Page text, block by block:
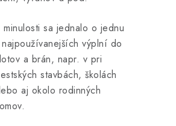
minulosti sa jednalo o jednu
výplní do
a brán, napr. v pri
stavbách, školách
aj okolo rodinných